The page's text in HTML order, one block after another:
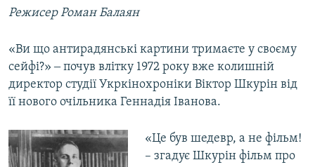
Режисер Роман Балаян
«Ви що антирадянські картини тримаєте у своєму
сейфі?» ‒ почув влітку 1972 року вже колишній
директор студії Укркінохроніки Віктор Шкурін від
її нового очільника Геннадія Іванова.
«Це був шедевр, а не фільм!
– згадує Шкурін фільм про